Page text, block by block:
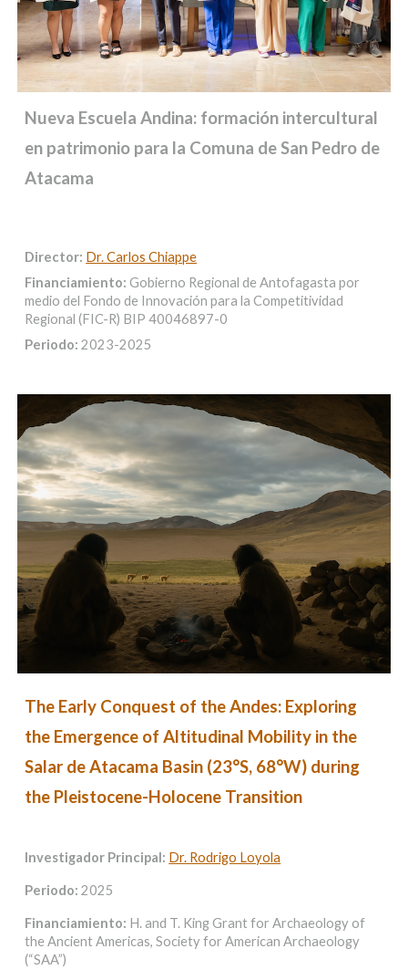
Nueva Escuela Andina: formación intercultural
en patrimonio para la Comuna de San Pedro de
Atacama
Director: Dr. Carlos Chiappe
Financiamiento:Gobierno Regional de Antofagasta por
medio del Fondo de Innovación para la Competitividad
Regional (FIC-R) BIP 40046897-0
Periodo: 2023-2025
The Early Conquest of the Andes: Exploring
the Emergence of Altitudinal Mobility in the
Salar de Atacama Basin (23°S, 68°W) during
the Pleistocene-Holocene Transition
Investigador Principal: Dr. Rodrigo Loyola
Periodo:2025
Financiamiento: H. and T. King Grant for Archaeology of
the Ancient Americas, Society for American Archaeology
(“SAA”)